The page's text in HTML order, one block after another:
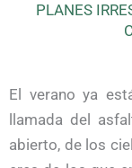
PLANES
El verano ya
llamada del
abierto, de los